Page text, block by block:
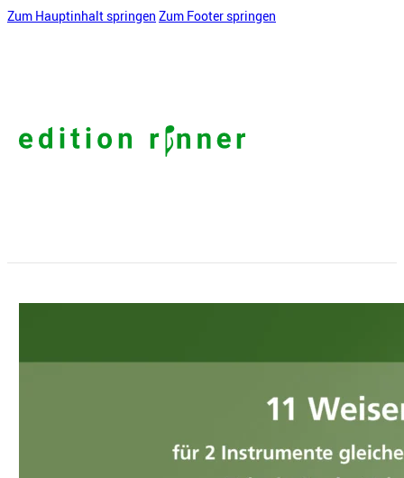
Zum Hauptinhalt springen Zum Footer springen